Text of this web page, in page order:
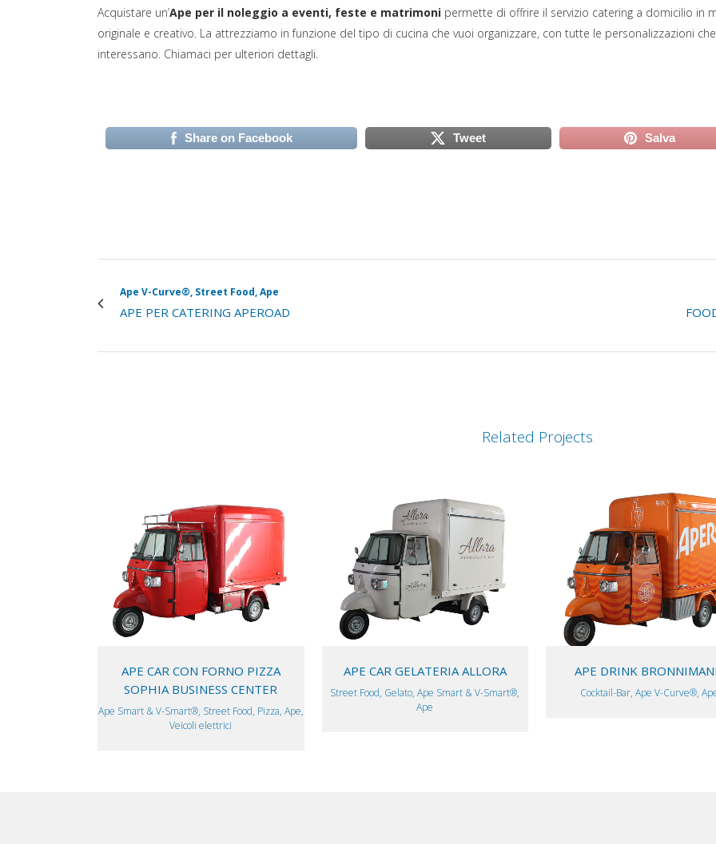
Acquistare un’Ape per il noleggio a eventi, feste e matrimoni permette di offrire il servizio catering a domicilio in
originale e creativo. La attrezziamo in funzione del tipo di cucina che vuoi organizzare, con tutte le personalizzazioni
interessano. Chiamaci per ulteriori dettagli.
Share on Facebook
Tweet
Salva
Ape V-Curve®, Street Food, Ape
APE PER CATERING APEROAD
Related Projects
VIEW
APE CAR CON FORNO PIZZA
SOPHIA BUSINESS CENTER
Ape Smart & V-Smart®, Street Food, Pizza, Ape,
Veicoli elettrici
VIEW
APE CAR GELATERIA ALLORA
Street Food, Gelato, Ape Smart & V-Smart®,
Ape
VIEW
APE DRINK
Cocktail-Bar, Ape V-Curve®,